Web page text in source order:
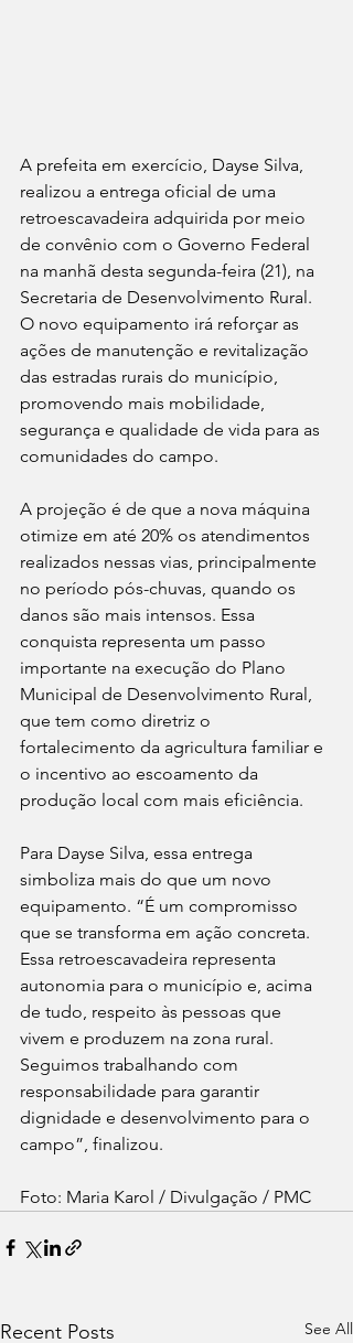
A prefeita em exercício, Dayse Silva,
realizou a entrega oficial de uma
retroescavadeira adquirida por meio
de convênio com o Governo Federal
na manhã desta segunda-feira (21), na
Secretaria de Desenvolvimento Rural.
O novo equipamento irá reforçar as
ações de manutenção e revitalização
das estradas rurais do município,
promovendo mais mobilidade,
segurança e qualidade de vida para as
comunidades do campo.
A projeção é de que a nova máquina
otimize em até 20% os atendimentos
realizados nessas vias, principalmente
no período pós-chuvas, quando os
danos são mais intensos. Essa
conquista representa um passo
importante na execução do Plano
Municipal de Desenvolvimento Rural,
que tem como diretriz o
fortalecimento da agricultura familiar e
o incentivo ao escoamento da
produção local com mais eficiência.
Para Dayse Silva, essa entrega
simboliza mais do que um novo
equipamento. “É um compromisso
que se transforma em ação concreta.
Essa retroescavadeira representa
autonomia para o município e, acima
de tudo, respeito às pessoas que
vivem e produzem na zona rural.
Seguimos trabalhando com
responsabilidade para garantir
dignidade e desenvolvimento para o
campo”, finalizou.
Foto: Maria Karol / Divulgação / PMC
Recent Posts See All